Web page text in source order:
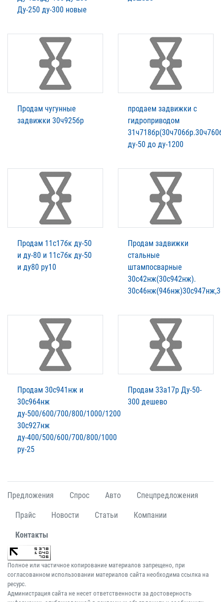
Ду-250 ду-300 новые
Продам чугунные
задвижки 30ч925бр
продаем задвижки с
гидроприводом
ду-50 до ду-1200
Продам 11с17бк ду-50
и ду-80 и 11с7бк ду-50
и ду80 ру10
Продам задвижки
стальные
штампосварные
30с42нж(30с942нж).
Продам 30с941нж и
30с964нж
ду-500/600/700/800/1000/1200
30с927нж
ду-400/500/600/700/800/1000
ру-25
Продам 33а17р Ду-50-
300 дешево
Предложения Спрос Авто Спецпредложения
Прайс Новости Статьи Компании
Контакты
Полное или частичное копирование материалов запрещено, при
согласованном использовании материалов сайта необходима ссылка на
ресурс.
Администрация сайта не несет ответственности за достоверность